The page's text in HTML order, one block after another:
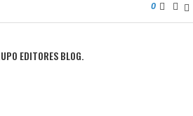
0
EDITORES BLOG.